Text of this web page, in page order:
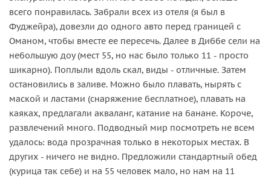
всего понравилась. Забрали всех из отеля (я был в
Фуджейра), довезли до одного авто перед границей с
Оманом, чтобы вместе ее пересечь. Далее в Диббе сели на
небольшую доу (мест 55, но нас было только 11 - просто
шикарно). Поплыли вдоль скал, виды - отличные. Затем
остановились в заливе. Можно было плавать, нырять с
маской и ластами (снаряжение бесплатное), плавать на
каяках, предлагали акваланг, катание на банане. Короче,
развлечений много. Подводный мир посмотреть не всем
удалось: вода прозрачная только в некоторых местах. В
других - ничего не видно. Предложили стандартный обед
(курица так себе) и на 55 человек мало, но нам на 11